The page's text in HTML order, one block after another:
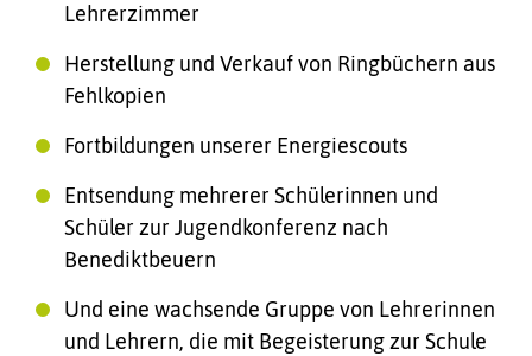
Lehrerzimmer
Herstellung und Verkauf von Ringbüchern aus
Fehlkopien
Fortbildungen unserer Energiescouts
Entsendung mehrerer Schülerinnen und
Schüler zur Jugendkonferenz nach
Benediktbeuern
Und eine wachsende Gruppe von Lehrerinnen
und Lehrern, die mit Begeisterung zur Schule